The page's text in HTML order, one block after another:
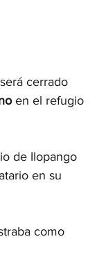
cerrado
en el refugio
de Ilopango
en su
como